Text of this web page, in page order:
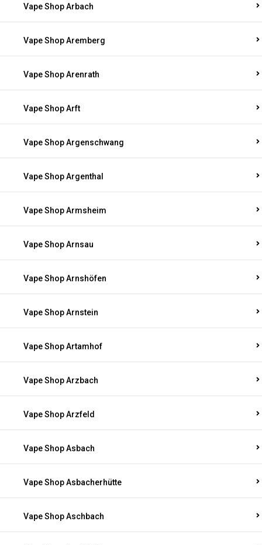
Vape Shop Arbach
Vape Shop Aremberg
Vape Shop Arenrath
Vape Shop Arft
Vape Shop Argenschwang
Vape Shop Argenthal
Vape Shop Armsheim
Vape Shop Arnsau
Vape Shop Arnshöfen
Vape Shop Arnstein
Vape Shop Artamhof
Vape Shop Arzbach
Vape Shop Arzfeld
Vape Shop Asbach
Vape Shop Asbacherhütte
Vape Shop Aschbach